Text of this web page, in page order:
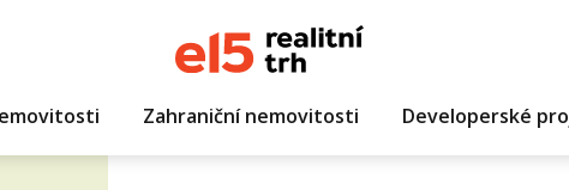
Zahraniční nemovitosti Developerské